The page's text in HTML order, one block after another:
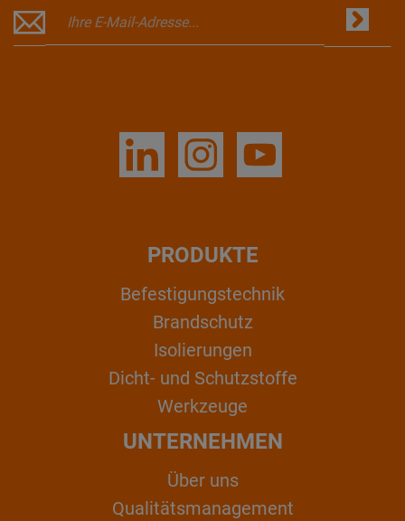
PRODUKTE
Befestigungstechnik
Brandschutz
Isolierungen
Dicht- und Schutzstoffe
Werkzeuge
UNTERNEHMEN
Über uns
Qualitätsmanagement